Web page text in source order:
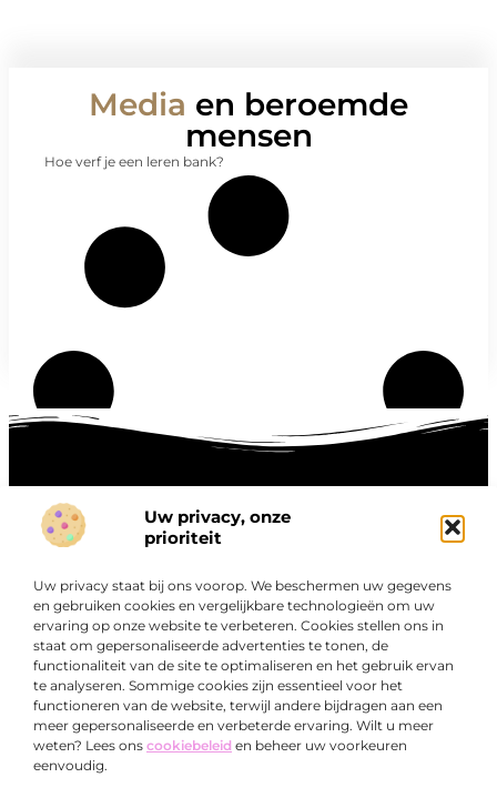
Uw privacy, onze
prioriteit
Uw privacy staat bij ons voorop. We beschermen uw gegevens
en gebruiken cookies en vergelijkbare technologieën om uw
ervaring op onze website te verbeteren. Cookies stellen ons in
staat om gepersonaliseerde advertenties te tonen, de
functionaliteit van de site te optimaliseren en het gebruik ervan
te analyseren. Sommige cookies zijn essentieel voor het
functioneren van de website, terwijl andere bijdragen aan een
meer gepersonaliseerde en verbeterde ervaring. Wilt u meer
weten? Lees ons cookiebeleid en beheer uw voorkeuren
eenvoudig.
Media en beroemde
mensen
Hoe verf je een leren bank?
Over
Bedrijf
“Ontdek een wereld van boeiende blogs en artikelen die
je zowel inspireren als informeren.”
Bij Exclusiefbedrijf.nl draait alles om het leveren van
kwalitatieve inzichten en verhalen die jouw dagelijks leven
verrijken en je uitdagen om verder te denken.
Onze informatie